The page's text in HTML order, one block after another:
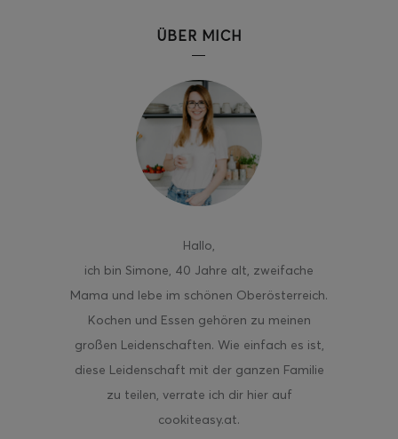
ÜBER MICH
Hallo,
ich bin Simone, 40 Jahre alt, zweifache
Mama und lebe im schönen Oberösterreich.
Kochen und Essen gehören zu meinen
großen Leidenschaften. Wie einfach es ist,
diese Leidenschaft mit der ganzen Familie
zu teilen, verrate ich dir hier auf
cookiteasy.at.